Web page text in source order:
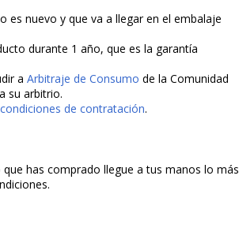
es nuevo y que va a llegar en el embalaje
durante 1 año, que es la garantía
aArbitraje de Consumo de la Comunidad
su arbitrio.
condiciones de contratación.
has comprado llegue a tus manos lo más